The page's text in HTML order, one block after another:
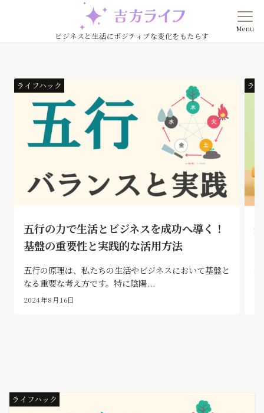
ビジネスと生活にポジティブな変化をもたらす
Menu
ライフハック
五行の力で生活とビジネスを成功へ導く！
基盤の重要性と実践的な活用方法
五行の原理は、私たちの生活やビジネスにおいて基盤と
なる重要な考え方です。特に陰陽...
2024年8月16日
ラ
ライフハック